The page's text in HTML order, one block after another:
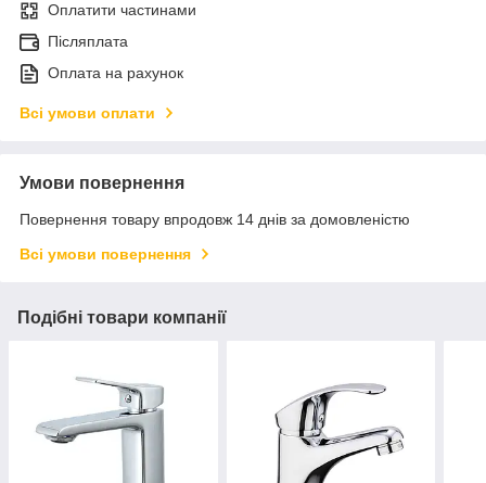
Оплатити частинами
Післяплата
Оплата на рахунок
Всі умови оплати
Умови повернення
Повернення товару впродовж 14 днів за домовленістю
Всі умови повернення
Подібні товари компанії